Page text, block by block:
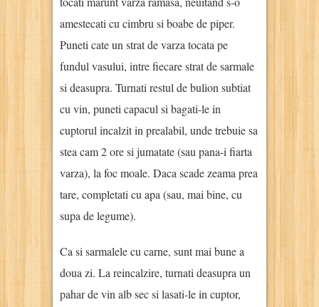
amestecati cu cimbru si boabe de piper.
Puneti cate un strat de varza tocata pe
fundul vasului, intre fiecare strat de sarmale
si deasupra. Turnati restul de bulion subtiat
cu vin, puneti capacul si bagati-le in
cuptorul incalzit in prealabil, unde trebuie sa
stea cam 2 ore si jumatate (sau pana-i fiarta
varza), la foc moale. Daca scade zeama prea
tare, completati cu apa (sau, mai bine, cu
supa de legume).
Ca si sarmalele cu carne, sunt mai bune a
doua zi. La reincalzire, turnati deasupra un
pahar de vin alb sec si lasati-le in cuptor,